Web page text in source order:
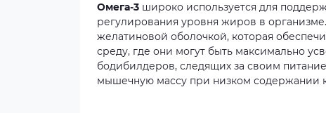
Омега-3 широко используется для
регулирования уровня жиров в организме.
желатиновой оболочкой, которая
среду, где они могут быть максимально
бодибилдеров, следящих за своим
мышечную массу при низком содержании